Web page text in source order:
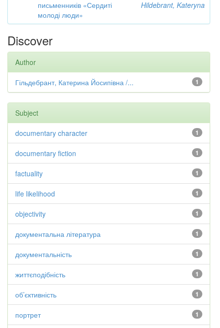
письменників «Сердиті
молоді люди»
Hildebrant, Kateryna
Discover
Author
1
Гільдебрант, Катерина Йосипівна /...
Subject
1
documentary character
1
documentary fiction
1
factuality
1
life likelihood
1
objectivity
1
документальна література
1
документальність
1
життєподібність
1
об’єктивність
1
портрет